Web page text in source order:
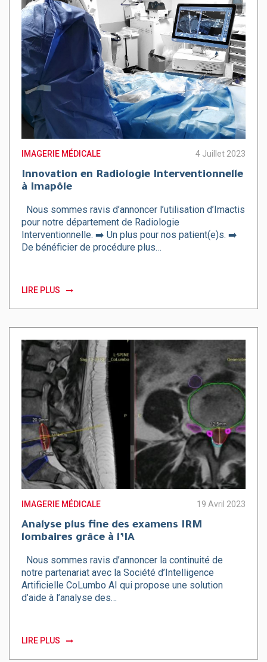
IMAGERIE MÉDICALE 4 Juillet 2023
Innovation en Radiologie Interventionnelle
à Imapôle
Nous sommes ravis d’annoncer l’utilisation d’Imactis
pour notre département de Radiologie
Interventionnelle. ➡️ Un plus pour nos patient(e)s. ➡️
De bénéficier de procédure plus…
LIRE PLUS
IMAGERIE MÉDICALE 19 Avril 2023
Analyse plus fine des examens IRM
lombaires grâce à l’IA
Nous sommes ravis d’annoncer la continuité de
notre partenariat avec la Société d’Intelligence
Artificielle CoLumbo AI qui propose une solution
d’aide à l’analyse des…
LIRE PLUS